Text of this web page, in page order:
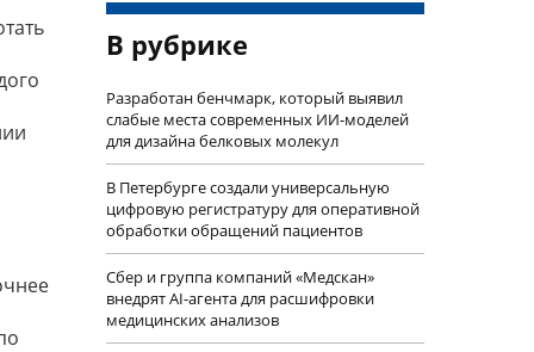
В рубрике
Разработан бенчмарк, который выявил
слабые места современных ИИ-моделей
для дизайна белковых молекул
В Петербурге создали универсальную
цифровую регистратуру для оперативной
обработки обращений пациентов
Сбер и группа компаний «Медскан»
внедрят AI-агента для расшифровки
медицинских анализов